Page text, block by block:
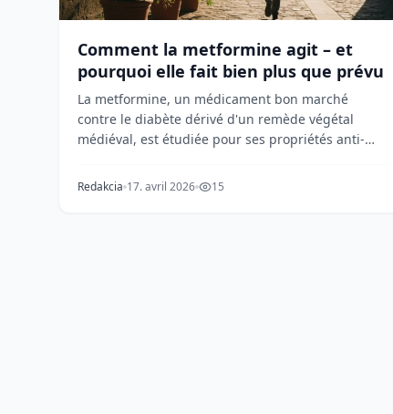
Comment la metformine agit – et
pourquoi elle fait bien plus que prévu
La metformine, un médicament bon marché
contre le diabète dérivé d'un remède végétal
médiéval, est étudiée pour ses propriétés anti-
Redakcia 17. avril 2026 15